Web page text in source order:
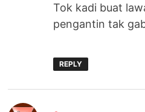
Tok kadi buat
pengantin tak
REPLY